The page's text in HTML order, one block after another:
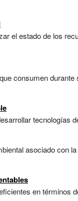
el estado de los
consumen
tecnologías
asociado con
en términos